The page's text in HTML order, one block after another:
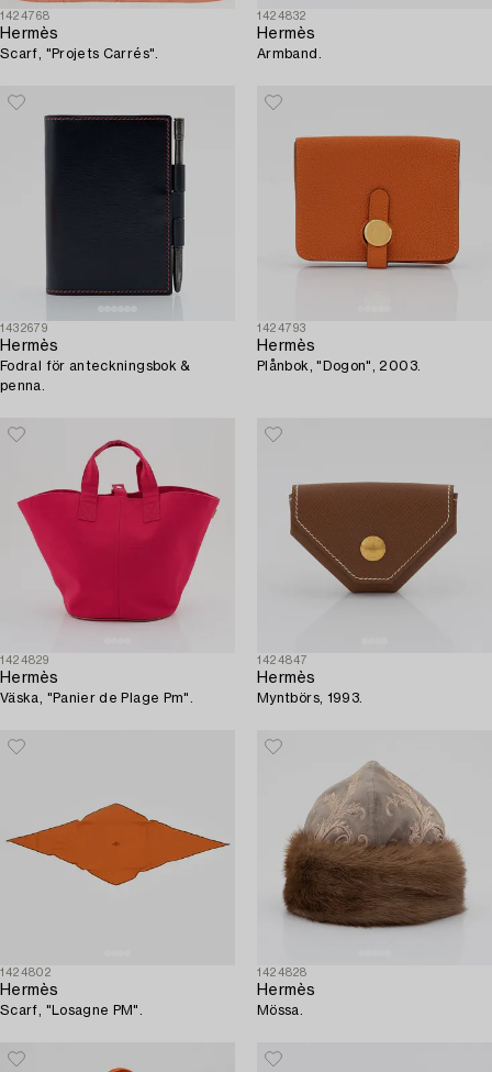
1424768
Hermès
Scarf, "Projets Carrés".
1424832
Hermès
Armband.
1432679
Hermès
Fodral för anteckningsbok &
penna.
1424793
Hermès
Plånbok, "Dogon", 2003.
1424829
Hermès
Väska, "Panier de Plage Pm".
1424847
Hermès
Myntbörs, 1993.
1424802
Hermès
Scarf, "Losagne PM".
1424828
Hermès
Mössa.